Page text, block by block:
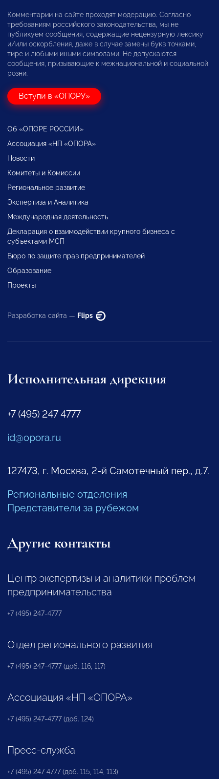
Комментарии на сайте проходят модерацию. Согласно
требованиям российского законодательства, мы не
публикуем сообщения, содержащие нецензурную лексику
и/или оскорбления, даже в случае замены букв точками,
тире и любыми иными символами. Не допускаются
сообщения, призывающие к межнациональной и социальной
розни.
Вступи в «ОПОРУ»
Об «ОПОРЕ РОССИИ»
Ассоциация «НП «ОПОРА»
Новости
Комитеты и Комиссии
Региональное развитие
Экспертиза и Аналитика
Международная деятельность
Декларация о взаимодействии крупного бизнеса с
субъектами МСП
Бюро по защите прав предпринимателей
Образование
Проекты
Разработка сайта — Flips
Исполнительная дирекция
+7 (495) 247 4777
id@opora.ru
127473, г. Москва, 2-й Самотечный пер., д.7.
Региональные отделения
Представители за рубежом
Другие контакты
Центр экспертизы и аналитики проблем
предпринимательства
+7 (495) 247-4777
Отдел регионального развития
+7 (495) 247-4777 (доб. 116, 117)
Ассоциация «НП «ОПОРА»
+7 (495) 247-4777 (доб. 124)
Пресс-служба
+7 (495) 247 4777 (доб. 115, 114, 113)